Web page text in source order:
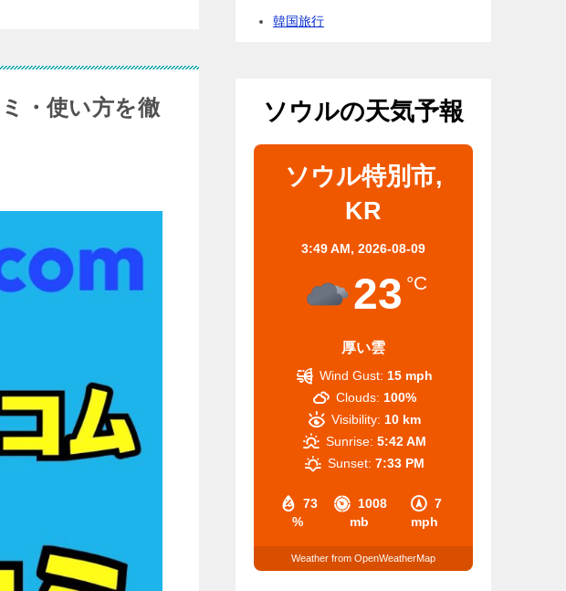
・使い方を徹
韓国旅行
ソウルの天気予報
ソウル特別市,
KR
3:49 AM, 2026-08-09
23 °C
厚い雲
73
%
1008
mb
7
mph
Wind Gust: 15 mph
Clouds: 100%
Visibility: 10 km
Sunrise: 5:42 AM
Sunset: 7:33 PM
Weather from OpenWeatherMap